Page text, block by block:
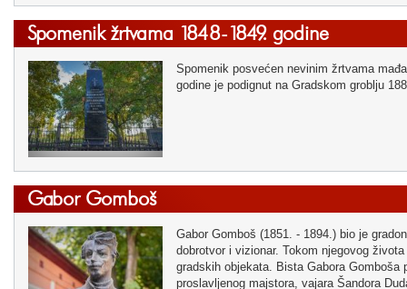
Spomenik žrtvama 1848-1849. godine
Spomenik posvećen nevinim žrtvama
godine je podignut na Gradskom groblju
Gabor Gomboš
Gabor Gomboš (1851. - 1894.) bio je
dobrotvor i vizionar. Tokom njegovog
gradskih objekata. Bista Gabora Gomboša
proslavljenog majstora, vajara Šandora